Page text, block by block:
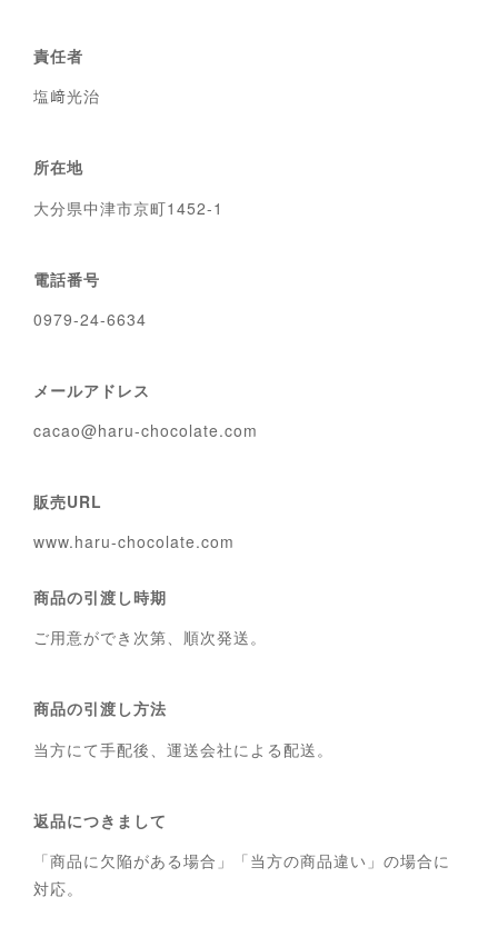
責任者
塩﨑光治
所在地
大分県中津市京町1452-1
電話番号
0979-24-6634
メールアドレス
cacao@haru-chocolate.com
販売URL
www.haru-chocolate.com
商品の引渡し時期
ご用意ができ次第、順次発送。
商品の引渡し方法
当方にて手配後、運送会社による配送。
返品につきまして
「商品に欠陥がある場合」「当方の商品違い」の場合に
対応。